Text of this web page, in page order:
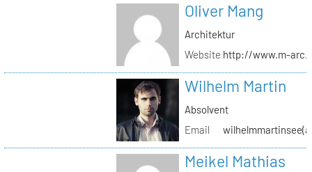
Oliver Mang
Architektur
Website http://www.m-
Wilhelm Martin
Absolvent
Email
Meikel Mathias